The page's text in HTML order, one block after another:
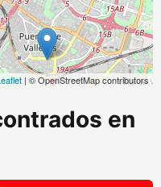
| © OpenStreetMap contributors
en